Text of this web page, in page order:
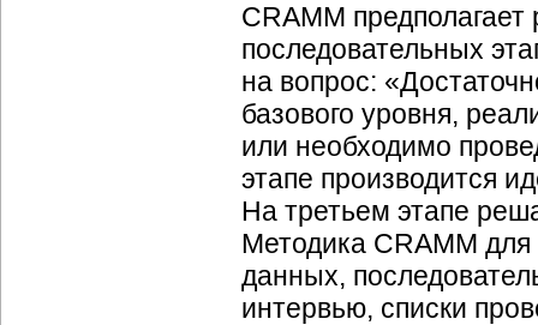
CRAMM
последовательных
на вопрос:
базового уровня,
или необходимо
этапе производится
На третьем этапе
Методика CRAMM
данных,
интервью, списки